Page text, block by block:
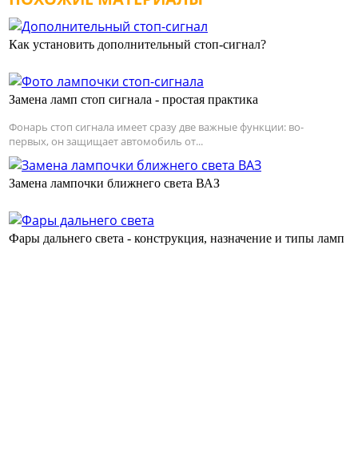
Как установить дополнительный стоп-сигнал?
Замена ламп стоп сигнала - простая практика
Фонарь стоп сигнала имеет сразу две важные функции: во-
первых, он защищает автомобиль от...
Замена лампочки ближнего света ВАЗ
Фары дальнего света - конструкция, назначение и типы ламп